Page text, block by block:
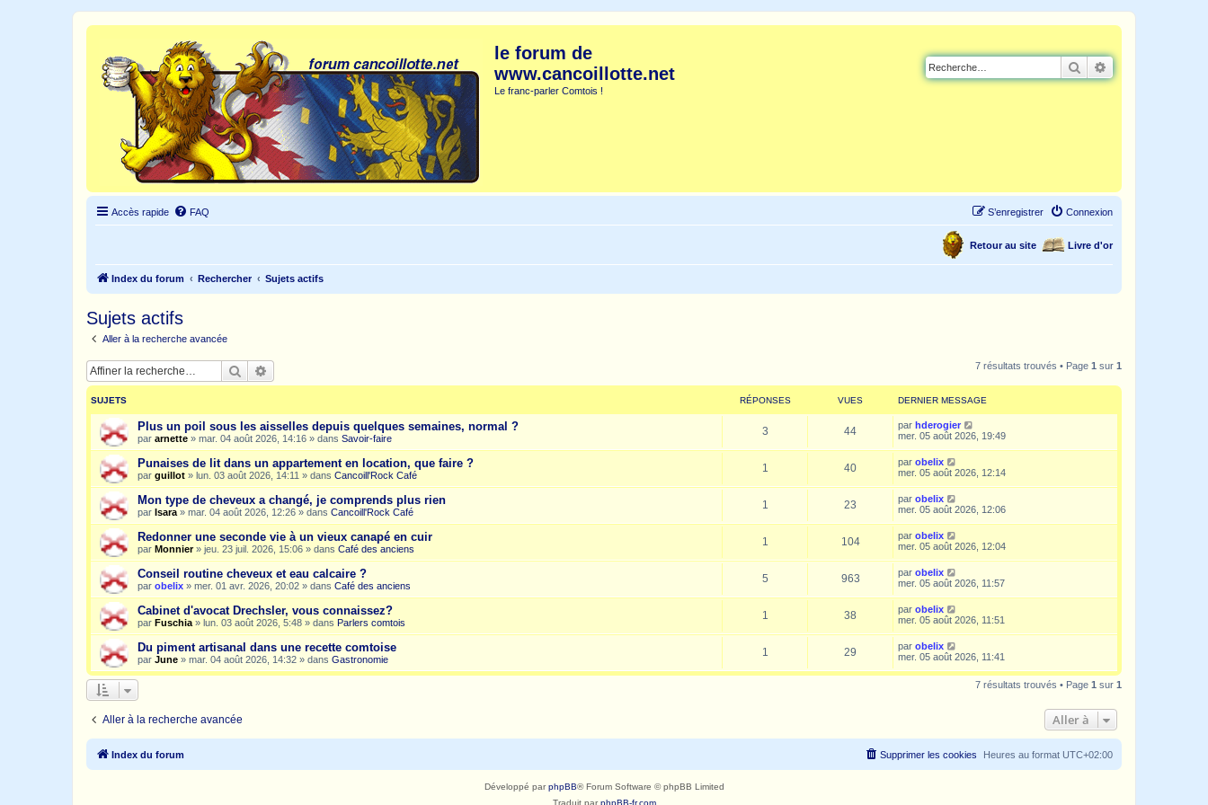
le forum de
www.cancoillotte.net
Le franc-parler Comtois !
Rechercher
Accès rapide FAQ Connexion
S’enregistrer
Livre d'or
Retour au site
Index du forum Rechercher Sujets actifs
Sujets actifs
Aller à la recherche avancée
Rechercher 7 résultats trouvés • Page 1 sur 1
SUJETS RÉPONSES VUES DERNIER MESSAGE
Plus un poil sous les aisselles depuis quelques semaines, normal ?
par arnette » mar. 04 août 2026, 14:16 » dans Savoir-faire
3 44 par hderogier
mer. 05 août 2026, 19:49
Punaises de lit dans un appartement en location, que faire ?
par guillot » lun. 03 août 2026, 14:11 » dans Cancoill'Rock Café
1 40 par obelix
mer. 05 août 2026, 12:14
Mon type de cheveux a changé, je comprends plus rien
par Isara » mar. 04 août 2026, 12:26 » dans Cancoill'Rock Café
1 23 par obelix
mer. 05 août 2026, 12:06
Redonner une seconde vie à un vieux canapé en cuir
par Monnier» jeu. 23 juil. 2026, 15:06 » dans Café des anciens
1 104 par obelix
mer. 05 août 2026, 12:04
Conseil routine cheveux et eau calcaire ?
par obelix » mer. 01 avr. 2026, 20:02 » dans Café des anciens
5 963 par obelix
mer. 05 août 2026, 11:57
Cabinet d'avocat Drechsler, vous connaissez?
par Fuschia » lun. 03 août 2026, 5:48 » dans Parlers comtois
1 38 par obelix
mer. 05 août 2026, 11:51
Du piment artisanal dans une recette comtoise
par June » mar. 04 août 2026, 14:32 » dans Gastronomie
1 29 par obelix
mer. 05 août 2026, 11:41
7 résultats trouvés • Page 1 sur 1
Aller à la recherche avancée Aller à
Index du forum Heures au format UTC+02:00
Supprimer les cookies
Développé parphpBB® Forum Software © phpBB Limited
Traduit parphpBB-fr.com